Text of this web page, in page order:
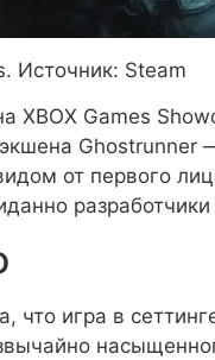
Источник: Steam
XBOX Games
от первого
что игра в